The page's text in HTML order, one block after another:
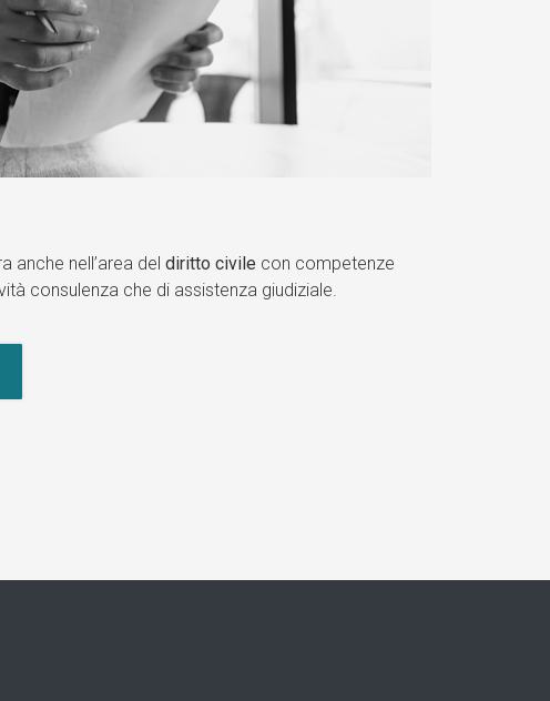
anche nell’area del diritto civile con competenze
consulenza che di assistenza giudiziale.